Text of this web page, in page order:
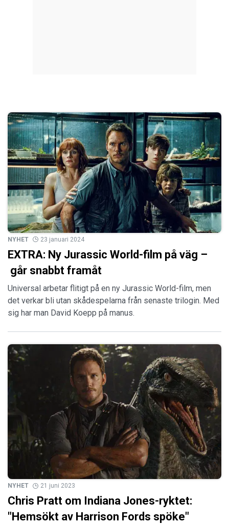
NYHET 23 januari 2024
EXTRA: Ny Jurassic World-film på väg –
går snabbt framåt
Universal arbetar flitigt på en ny Jurassic World-film, men
det verkar bli utan skådespelarna från senaste trilogin. Med
sig har man David Koepp på manus.
NYHET 21 juni 2023
Chris Pratt om Indiana Jones-ryktet:
"Hemsökt av Harrison Fords spöke"